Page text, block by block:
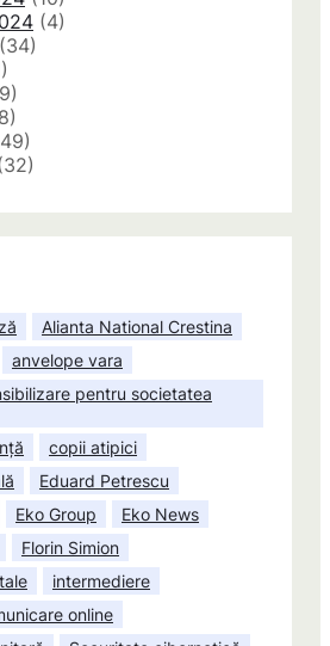
(4)
(34)
Alianta National Crestina
anvelope vara
pentru societatea
copii atipici
Eduard Petrescu
Eko Group
Eko News
Florin Simion
intermediere
online